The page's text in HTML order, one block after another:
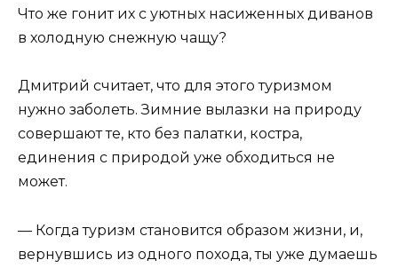
Что же гонит их с уютных насиженных диванов
в холодную снежную чащу?
Дмитрий считает, что для этого туризмом
нужно заболеть. Зимние вылазки на природу
совершают те, кто без палатки, костра,
единения с природой уже обходиться не
может.
— Когда туризм становится образом жизни, и,
вернувшись из одного похода, ты уже думаешь